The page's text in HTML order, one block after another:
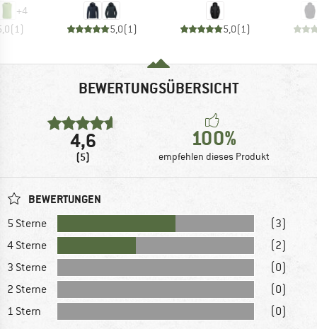
+4
(1) 5,0(1) 5,0(1)
BEWERTUNGSÜBERSICHT
4,6
(5)
100%
empfehlen dieses Produkt
BEWERTUNGEN
5 Sterne
(3)
4 Sterne
(2)
3 Sterne
(0)
2 Sterne
(0)
1 Stern
(0)